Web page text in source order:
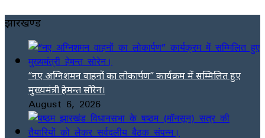
झारखण्ड
“नए अग्निशमन वाहनों का लोकार्पण” कार्यक्रम में सम्मिलित हुए
मुख्यमंत्री हेमन्त सोरेन।
August 6, 2026